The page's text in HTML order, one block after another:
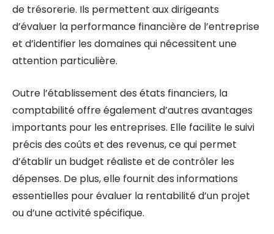
de trésorerie. Ils permettent aux dirigeants
d’évaluer la performance financière de l’entreprise
et d’identifier les domaines qui nécessitent une
attention particulière.
Outre l’établissement des états financiers, la
comptabilité offre également d’autres avantages
importants pour les entreprises. Elle facilite le suivi
précis des coûts et des revenus, ce qui permet
d’établir un budget réaliste et de contrôler les
dépenses. De plus, elle fournit des informations
essentielles pour évaluer la rentabilité d’un projet
ou d’une activité spécifique.